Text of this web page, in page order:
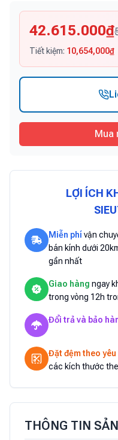
42.615.000₫
Tiết kiệm: 10,654,000₫
Mua
THÔNG TIN
LỢI ÍCH
Miễn phí vận
bán kính dưới
gần nhất
Giao hàng ngay
trong vòng 12h
Đổi trả và bảo
Đặt đệm theo yêu
các kích thước